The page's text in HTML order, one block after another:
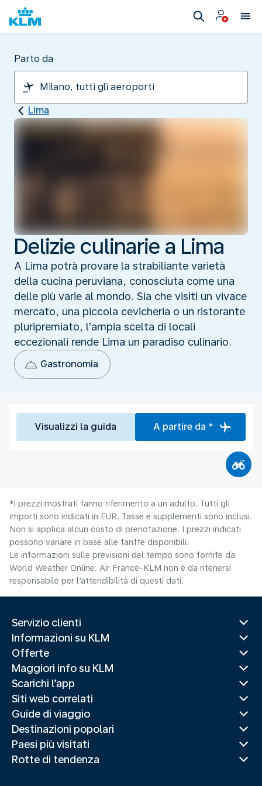
Parto da
Lima
Delizie culinarie a Lima
A Lima potrà provare la strabiliante varietà
della cucina peruviana, conosciuta come una
delle più varie al mondo. Sia che visiti un vivace
mercato, una piccola cevicheria o un ristorante
pluripremiato, l’ampia scelta di locali
eccezionali rende Lima un paradiso culinario.
Gastronomia
Visualizzi la guida A partire da *
*I prezzi mostrati fanno riferimento a un adulto. Tutti gli
importi sono indicati in EUR. Tasse e supplementi sono inclusi.
Non si applica alcun costo di prenotazione. I prezzi indicati
possono variare in base alle tariffe disponibili.
Le informazioni sulle previsioni del tempo sono fornite da
World Weather Online. Air France-KLM non è da ritenersi
responsabile per l’attendibilità di questi dati.
Servizio clienti
Informazioni su KLM
Offerte
Maggiori info su KLM
Scarichi l’app
Siti web correlati
Guide di viaggio
Destinazioni popolari
Paesi più visitati
Rotte di tendenza